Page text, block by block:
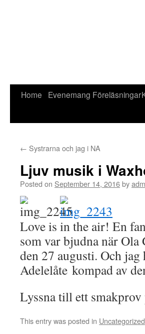
Home Evenemang Föreläsningar
← Systrarna och jag i NA
Ljuv musik i
Posted on September 14, 2016by
Love is in the air! En
som var bjudna när
den 27 augusti. Och jag
Adelelåte kompad av
Lyssna till ett smakprov
This entry was posted in Uncategorized